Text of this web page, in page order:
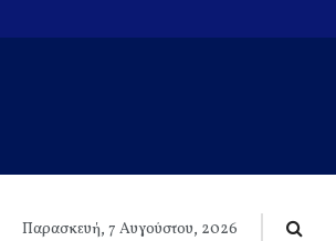
Παρασκευή, 7 Αυγούστου, 2026